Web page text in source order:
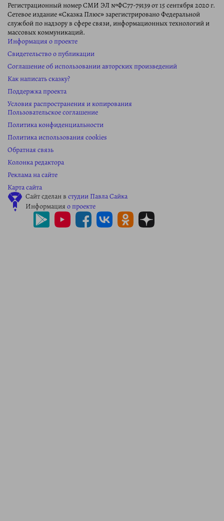
Регистрационный номер СМИ ЭЛ №ФС77-79139 от 15 сентября 2020 г.
Сетевое издание «Сказка Плюс» зарегистрировано Федеральной
службой по надзору в сфере связи, информационных технологий и
массовых коммуникаций.
Информация о проекте
Свидетельство о публикации
Соглашение об использовании авторских произведений
Как написать сказку?
Поддержка проекта
Условия распространения и копирования
Пользовательское соглашение
Политика конфиденциальности
Политика использования cookies
Обратная связь
Колонка редактора
Реклама на сайте
Карта сайта
Сайт сделан в студии Павла Сайка
Информация о проекте